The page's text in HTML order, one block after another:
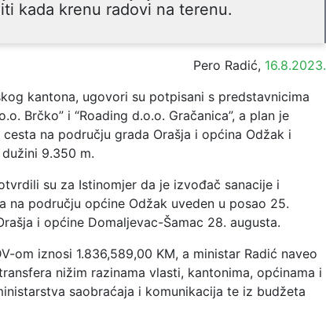
kada krenu radovi na terenu.
Pero Radić, 16.8.2023.
kantona, ugovori su potpisani s predstavnicima
Brčko” i “Roading d.o.o. Gračanica”, a plan je
na području grada Orašja i općina Odžak i
9.350 m.
su za Istinomjer da je izvođač sanacije i
na području općine Odžak uveden u posao 25.
i općine Domaljevac-Šamac 28. augusta.
om iznosi 1.836,589,00 KM, a ministar Radić naveo
nižim razinama vlasti, kantonima, općinama i
saobraćaja i komunikacija te iz budžeta